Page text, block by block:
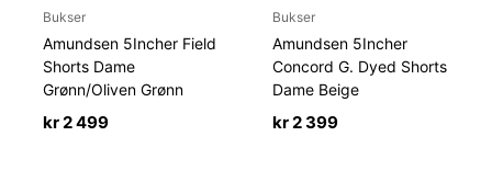
Bukser
Amundsen 5Incher Field
Shorts Dame
Grønn/Oliven Grønn
kr2 499
Bukser
Amundsen 5Incher
Concord G. Dyed Shorts
Dame Beige
kr2 399